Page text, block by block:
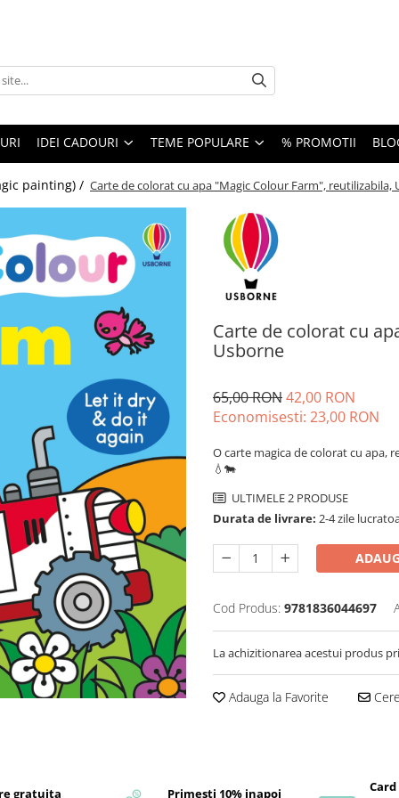
IDEI CADOURI TEME POPULARE % PROMOTII
painting) / Carte de colorat cu apa "Magic Colour Farm", reutilizabila,
Carte de colorat cu
Usborne
65,00 RON42,00 RON
Economisesti: 23,00 RON
O carte magica de colorat cu apa,
💧🐄
ULTIMELE 2 PRODUSE
Durata de livrare: 2-4 zile
Cod Produs: 9781836044697
La achizitionarea acestui produs
Adauga la Favorite
gratuita Primesti 10% inapoi